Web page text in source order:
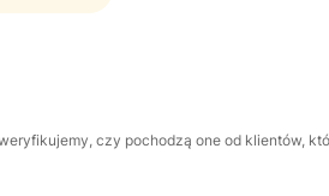
czy pochodzą one od klientów,